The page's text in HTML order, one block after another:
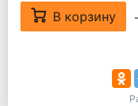
В корзину